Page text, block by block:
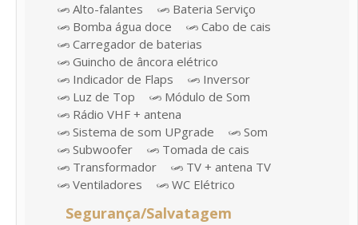
Alto-falantes
Bateria Serviço
Bomba água doce
Cabo de cais
Carregador de baterias
Guincho de âncora elétrico
Indicador de Flaps
Inversor
Luz de Top
Módulo de Som
Rádio VHF + antena
Sistema de som UPgrade
Som
Subwoofer
Tomada de cais
Transformador
TV + antena TV
Ventiladores
WC Elétrico
Segurança/Salvatagem